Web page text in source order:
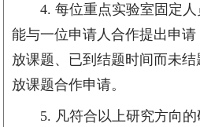
4. 每位重点实验室固定
能与一位申请人合作提出申
放课题、已到结题时间而未
放课题合作申请。
5. 凡符合以上研究方向